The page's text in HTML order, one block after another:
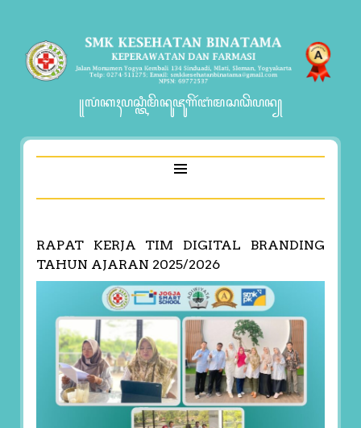
꧋ꦭꦁꦏꦃꦥꦱ꧀ꦠꦶꦩꦼꦤꦸꦗꦸꦒꦼꦂꦧꦁꦩꦱꦣꦼꦥꦤ꧀
RAPAT KERJA TIM DIGITAL BRANDING
TAHUN AJARAN 2025/2026